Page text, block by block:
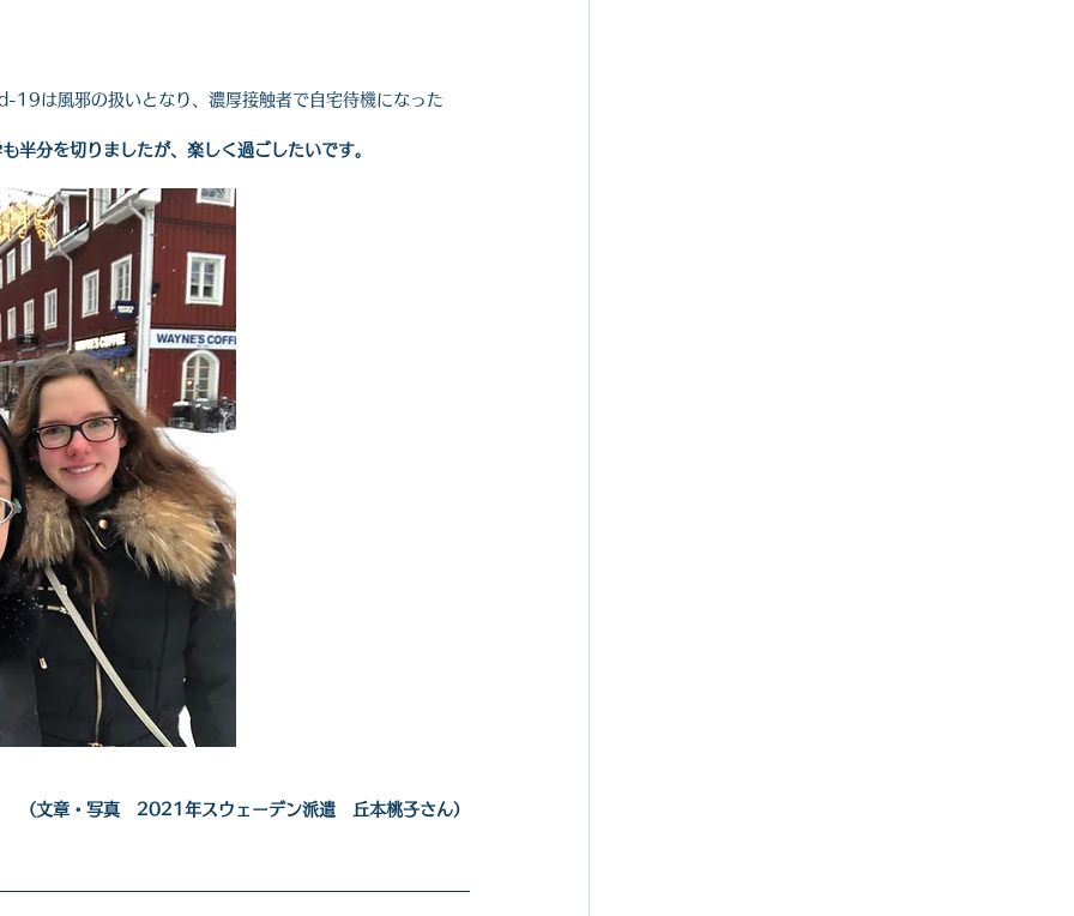
は風邪の扱いとなり、濃厚接触者で自宅待機になった
半分を切りましたが、楽しく過ごしたいです。
（文章・写真　2021年スウェーデン派遣　丘本桃子さん）